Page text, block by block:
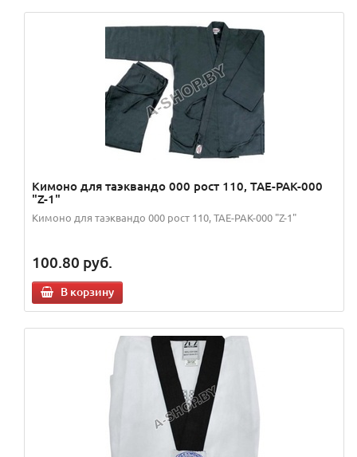
Кимоно для таэквандо 000 рост 110, TAE-PAK-000
"Z-1"
Кимоно для таэквандо 000 рост 110, TAE-PAK-000 "Z-1"
100.80 руб.
В корзину